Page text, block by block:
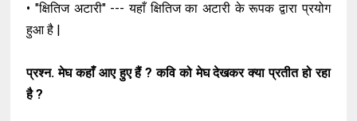
• "क्षितिज अटारी" --- यहाँ क्षितिज का अटारी के रूपक द्वारा प्रयोग
हुआ है |
प्रश्न. मेघ कहाँ आए हुए हैं ? कवि को मेघ देखकर क्या प्रतीत हो रहा
है ?